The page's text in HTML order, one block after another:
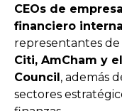
CEOs de
financiero
representantes de
Citi, AmCham y
Council , además
sectores